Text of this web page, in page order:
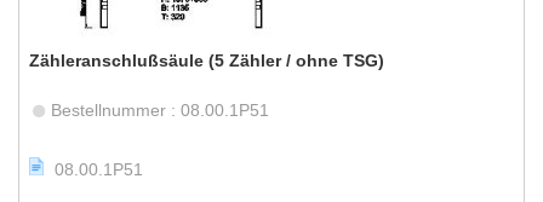
Zähleranschlußsäule (5 Zähler / ohne TSG)
Bestellnummer : 08.00.1P51
08.00.1P51